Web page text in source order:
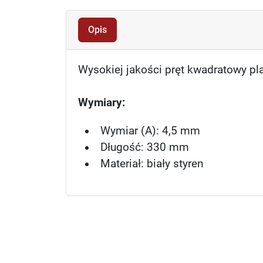
Opis
Wysokiej jakości pręt kwadratowy
Wymiary:
Wymiar (A): 4,5 mm
Długość: 330 mm
Materiał: biały styren